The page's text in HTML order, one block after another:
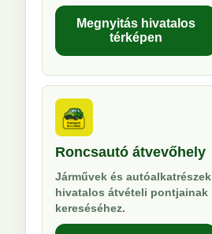
Megnyitás hivatalos
térképen
Roncsautó átvevőhely
Járművek és autóalkatrészek
hivatalos átvételi pontjainak
kereséséhez.